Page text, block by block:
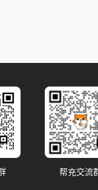
帮充交流